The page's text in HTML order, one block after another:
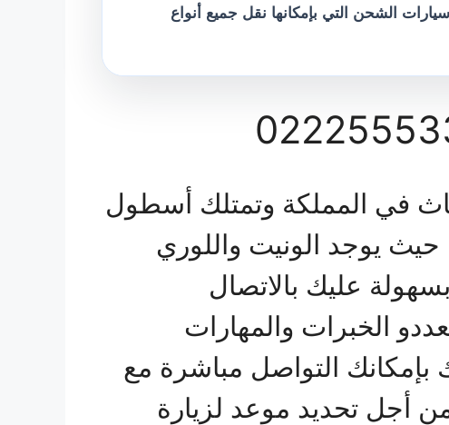
الشحن التي بإمكانها نقل جميع أنواع
في المملكة وتمتلك أسطول
يوجد الونيت واللوري
عليك بالاتصال
الخبرات والمهارات
التواصل مباشرة مع
أجل تحديد موعد لزيارة